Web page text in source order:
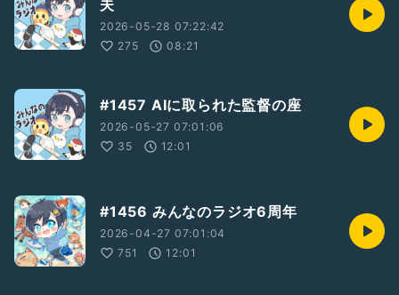
夫
2026-05-28 07:22:42
275
08:21
#1457 AIに取られた監督の座
2026-05-27 07:01:06
35
12:01
#1456 みんなのラジオ6周年
2026-04-27 07:01:04
751
12:01